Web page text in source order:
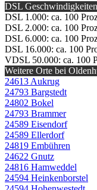
DSL
DSL 1.000: ca. 100
DSL 2.000: ca. 100
DSL 6.000: ca. 100
DSL 16.000: ca. 100
VDSL 50.000: ca. 100
Weitere Orte bei
24613 Aukrug
24793 Bargstedt
24802 Bokel
24793 Brammer
24589 Eisendorf
24589 Ellerdorf
24819 Embühren
24622 Gnutz
24816 Hamweddel
24594 Heinkenborstel